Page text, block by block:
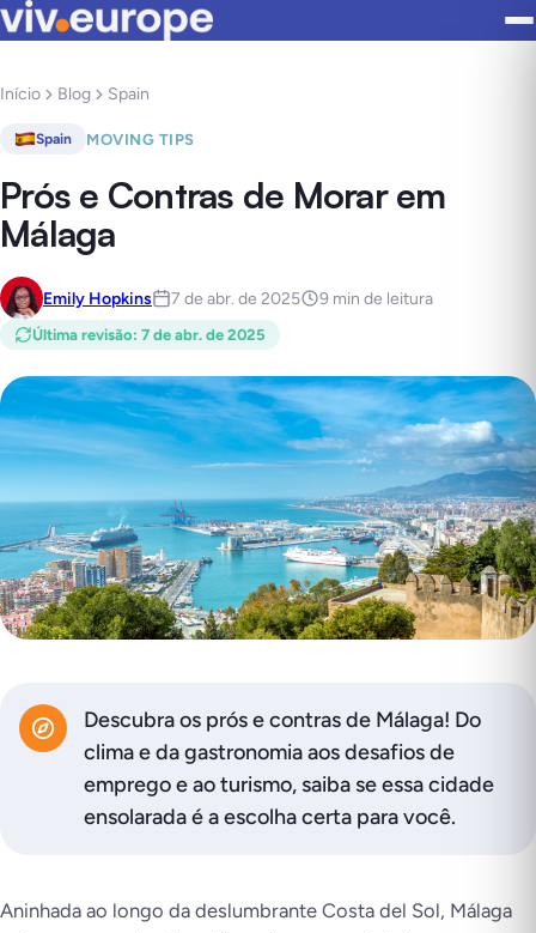
Início Blog Spain
Spain MOVING TIPS
Prós e Contras de Morar em
Málaga
Emily Hopkins 7 de abr. de 2025 9 min de leitura
Última revisão: 7 de abr. de 2025
Descubra os prós e contras de Málaga! Do
clima e da gastronomia aos desafios de
emprego e ao turismo, saiba se essa cidade
ensolarada é a escolha certa para você.
Aninhada ao longo da deslumbrante Costa del Sol, Málaga